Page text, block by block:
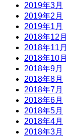
2019年3月
2019年2月
2019年1月
2018年12月
2018年11月
2018年10月
2018年9月
2018年8月
2018年7月
2018年6月
2018年5月
2018年4月
2018年3月